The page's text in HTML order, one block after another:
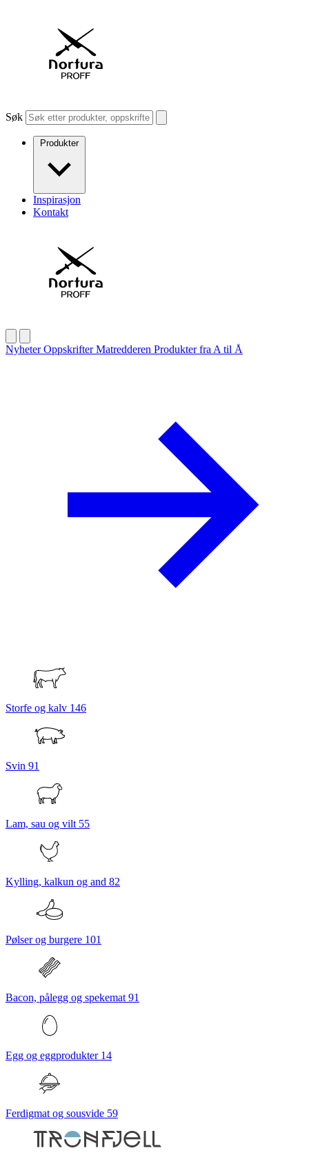
Søk
Produkter
Inspirasjon
Kontakt
NyheterOppskrifterMatredderen Produkter fra A til Å
Storfe og kalv 146
Svin 91
Lam, sau og vilt 55
Kylling, kalkun og and 82
Pølser og burgere 101
Bacon, pålegg og spekemat 91
Egg og eggprodukter 14
Ferdigmat og sousvide 59